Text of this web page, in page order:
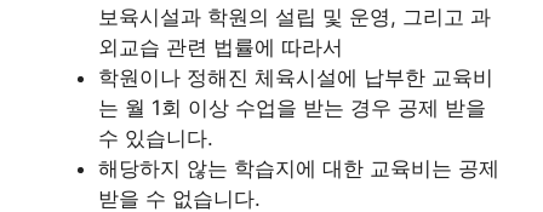
보육시설과 학원의 설립 및 운영, 그리고 과
외교습 관련 법률에 따라서
학원이나 정해진 체육시설에 납부한 교육비
는 월 1회 이상 수업을 받는 경우 공제 받을
수 있습니다.
해당하지 않는 학습지에 대한 교육비는 공제
받을 수 없습니다.